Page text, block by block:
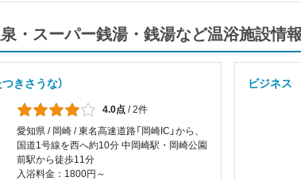
・スーパー銭湯・銭湯など温浴施設情報
つきさうな）
4.0点 /2件
愛知県 / 岡崎 / 東名高速道路「岡崎IC」から、
国道1号線を西へ約10分 中岡崎駅・岡崎公園
前駅から徒歩11分
入浴料金：1800円～
ビジネス